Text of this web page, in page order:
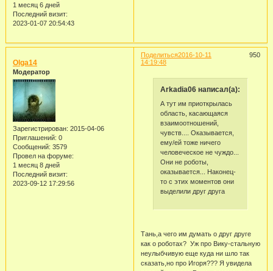
1 месяц 6 дней
Последний визит:
2023-01-07 20:54:43
Поделиться 950
2016-10-11
14:19:48
Olga14
Модератор
Зарегистрирован: 2015-04-06
Приглашений: 0
Сообщений: 3579
Провел на форуме:
1 месяц 8 дней
Последний визит:
2023-09-12 17:29:56
Arkadia06 написал(а):
А тут им приоткрылась
область, касающаяся
взаимоотношений,
чувств.... Оказывается,
ему/ей тоже ничего
человеческое не чуждо...
Они не роботы,
оказывается... Наконец-
то с этих моментов они
выделили друг друга
Тань,а чего им думать о друг друге
как о роботах? Уж про Вику-стальную
неулыбчивую еще куда ни шло так
сказать,но про Игоря??? Я увидела